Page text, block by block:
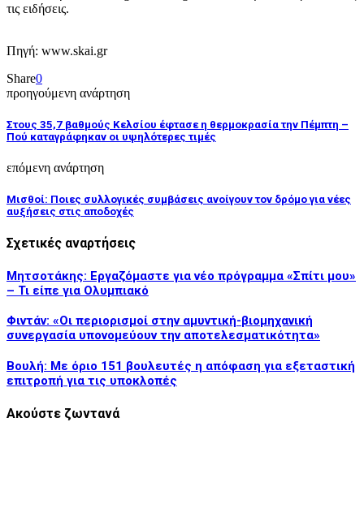
τις ειδήσεις.
Πηγή: www.skai.gr
Share0
προηγούμενη ανάρτηση
Στους 35,7 βαθμούς Κελσίου έφτασε η θερμοκρασία την Πέμπτη –
Πού καταγράφηκαν οι υψηλότερες τιμές
επόμενη ανάρτηση
Μισθοί: Ποιες συλλογικές συμβάσεις ανοίγουν τον δρόμο για νέες
αυξήσεις στις αποδοχές
Σχετικές αναρτήσεις
Μητσοτάκης: Εργαζόμαστε για νέο πρόγραμμα «Σπίτι μου»
– Τι είπε για Ολυμπιακό
Φιντάν: «Οι περιορισμοί στην αμυντική-βιομηχανική
συνεργασία υπονομεύουν την αποτελεσματικότητα»
Βουλή: Με όριο 151 βουλευτές η απόφαση για εξεταστική
επιτροπή για τις υποκλοπές
Ακούστε ζωντανά